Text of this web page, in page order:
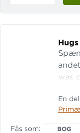
was
not
she
En
Fås som BOG